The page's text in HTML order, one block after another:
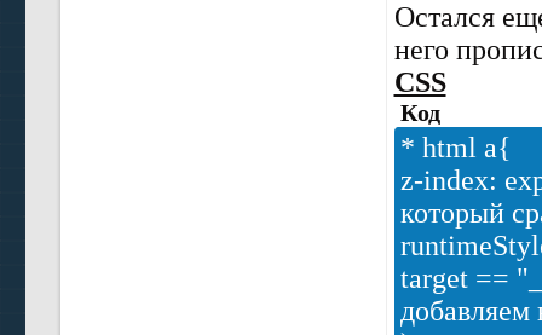
Остался
него
CSS
Код
* html a{
z-index:
который
target ==